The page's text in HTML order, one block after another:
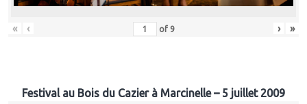
« ‹ of 9 › »
Festival au Bois du Cazier à Marcinelle – 5 juillet 2009